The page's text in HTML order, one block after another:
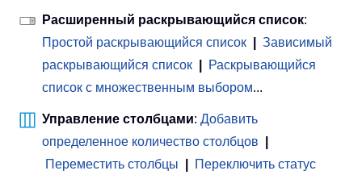
Расширенный раскрывающийся список:
Простой раскрывающийся список
Зависимый
раскрывающийся список
Раскрывающийся
список с множественным выбором...
Управление столбцами: Добавить
определенное количество столбцов
Переместить столбцы
Переключить статус